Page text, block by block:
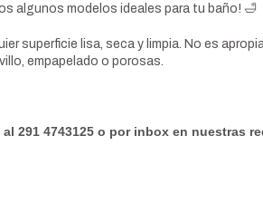
algunos modelos ideales para tu baño! 🛁
superficie lisa, seca y limpia. No es
empapelado o porosas.
291 4743125 o por inbox en nuestras